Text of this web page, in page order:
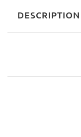
DESCRIPTION